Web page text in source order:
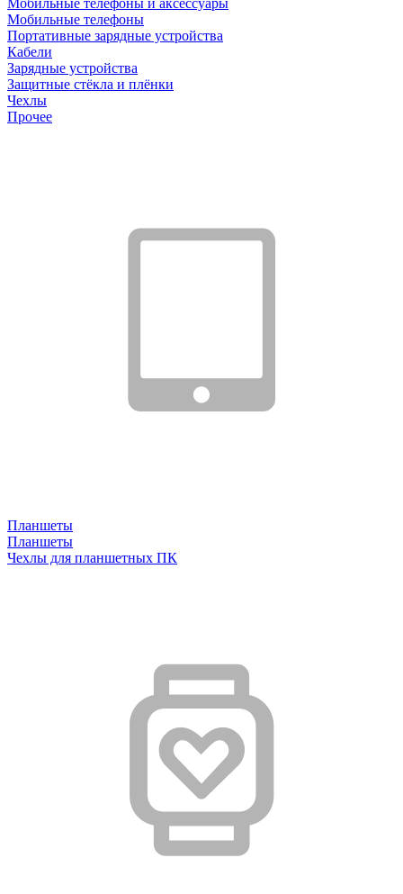
Мобильные телефоны и аксессуары
Мобильные телефоны
Портативные зарядные устройства
Кабели
Зарядные устройства
Защитные стёкла и плёнки
Чехлы
Прочее
Планшеты
Планшеты
Чехлы для планшетных ПК